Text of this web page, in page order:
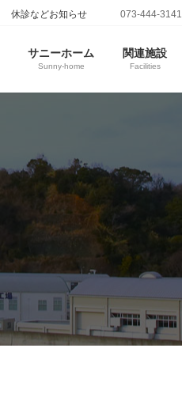
休診などお知らせ 073-444-3141
サニーホーム
Sunny-home
関連施設
Facilities